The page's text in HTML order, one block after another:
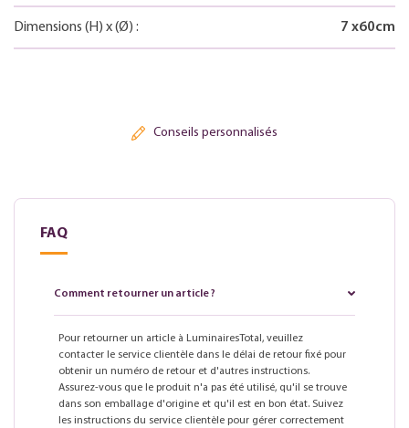
Dimensions (H) x(Ø) : 7 x60cm
Conseils personnalisés
FAQ
Comment retourner un article ?
Pour retourner un article à LuminairesTotal, veuillez
contacter le service clientèle dans le délai de retour fixé pour
obtenir un numéro de retour et d'autres instructions.
Assurez-vous que le produit n'a pas été utilisé, qu'il se trouve
dans son emballage d'origine et qu'il est en bon état. Suivez
les instructions du service clientèle pour gérer correctement